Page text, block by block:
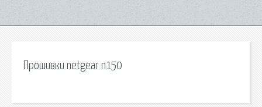
Прошивки netgear n150